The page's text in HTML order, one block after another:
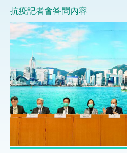
抗疫記者會答問內容